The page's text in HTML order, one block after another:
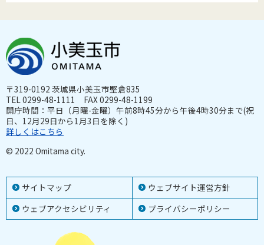
サイトマップ
ウェブサイト運営方針
ウェブアクセシビリティ
プライバシーポリシー
〒319-0192 茨城県小美玉市堅倉835
TEL 0299-48-1111 FAX 0299-48-1199
開庁時間：平日（月曜-金曜）午前8時45分から午後4時30分まで(祝
日、12月29日から1月3日を除く)
詳しくはこちら
© 2022 Omitama city.